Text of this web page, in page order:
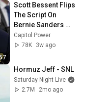
Scott Bessent Flips
The Script On
Bernie Sanders
With One Biden
Question
Capitol Power
78K
3w ago
Hormuz Jeff - SNL
Saturday Night Live
2.7M
2mo ago